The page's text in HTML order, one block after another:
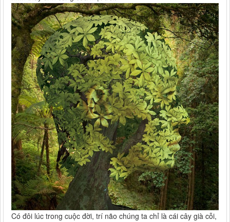
Có đôi lúc trong cuộc đời, trí não chúng ta chỉ là cái cây già cỗi,